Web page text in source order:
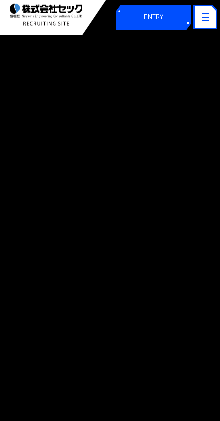
ENTRY